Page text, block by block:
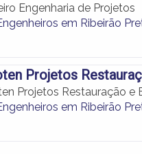
Engenharia de Projetos
em Ribeirão
Projetos
Projetos Restauração e
em Ribeirão